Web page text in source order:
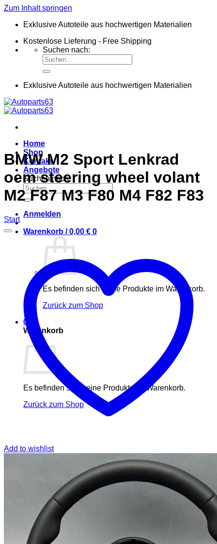
Zum Inhalt springen
Exklusive Autoteile aus hochwertigen Materialien
Kostenlose Lieferung - Free Shipping
Suchen nach:
Exklusive Autoteile aus hochwertigen Materialien
Home
Shop
Kontakt
Angebote
Suchen nach:
Anmelden
Warenkorb /0,00 € 0
Es befinden sich keine Produkte im Warenkorb.
Zurück zum Shop
0
Warenkorb
Es befinden sich keine Produkte im Warenkorb.
Zurück zum Shop
BMW M2 Sport Lenkrad
oem steering wheel volant
M2 F87 M3 F80 M4 F82 F83
Start
Add to wishlist